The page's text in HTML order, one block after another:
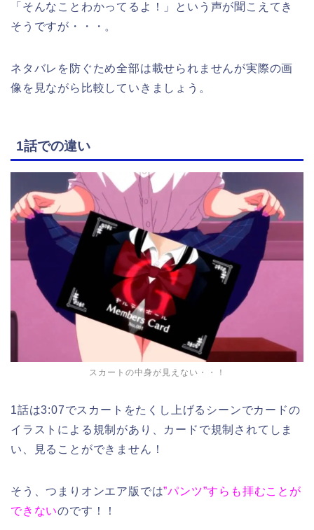
「そんなことわかってるよ！」という声が聞こえてき
そうですが・・・。
ネタバレを防ぐため全部は載せられませんが実際の画
像を見ながら比較していきましょう。
1話での違い
スカートの中身が見えない・・！
1話は3:07でスカートをたくし上げるシーンでカードの
イラストによる規制があり、カードで規制されてしま
い、見ることができません！
そう、つまりオンエア版では”パンツ”すらも拝むことが
できないのです！！